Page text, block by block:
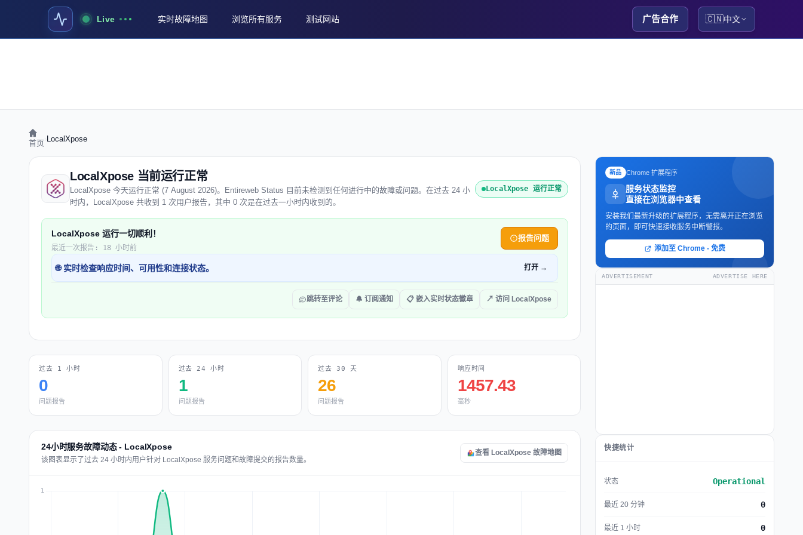
Live 实时故障地图 浏览所有服务 测试网站 广告合作 🇨🇳中文
首页 LocalXpose
LocalXpose 当前运行正常
LocalXpose 今天运行正常 (7 August 2026)。Entireweb Status 目前未检测到任何进行中的故障或问题。在过去 24 小
时内，LocalXpose 共收到 1 次用户报告，其中 0 次是在过去一小时内收到的。
LocalXpose 运行正常
LocalXpose 运行一切顺利！
最近一次报告: 18 小时前
报告问题
🌐 实时检查响应时间、可用性和连接状态。 打开 →
跳转至评论 🔔 订阅通知 📋 嵌入实时状态徽章 ↗ 访问 LocalXpose
过去 1 小时
0
问题报告
过去 24 小时
1
问题报告
过去 30 天
26
问题报告
响应时间
1457.43
毫秒
24小时服务故障动态 - LocalXpose
该图表显示了过去 24 小时内用户针对 LocalXpose 服务问题和故障提交的报告数量。
查看 LocalXpose 故障地图
新品 Chrome 扩展程序
服务状态监控
直接在浏览器中查看
安装我们最新升级的扩展程序，无需离开正在浏览
的页面，即可快速接收服务中断警报。
添加至 Chrome - 免费
ADVERTISEMENT ADVERTISE HERE
快捷统计
状态 Operational
最近 20 分钟 0
最近 1 小时 0